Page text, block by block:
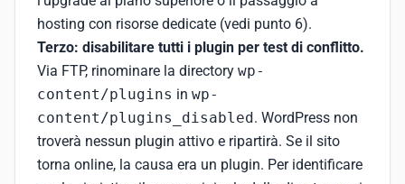
hosting con risorse dedicate (vedi punto 6).
Terzo: disabilitare tutti i plugin per test di conflitto.
Via FTP, rinominare la directory wp-
content/plugins in wp-
content/plugins_disabled. WordPress non
troverà nessun plugin attivo e ripartirà. Se il sito
torna online, la causa era un plugin. Per identificare